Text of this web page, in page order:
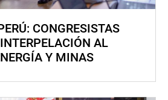
CONGRESISTAS
AL
Y MINAS